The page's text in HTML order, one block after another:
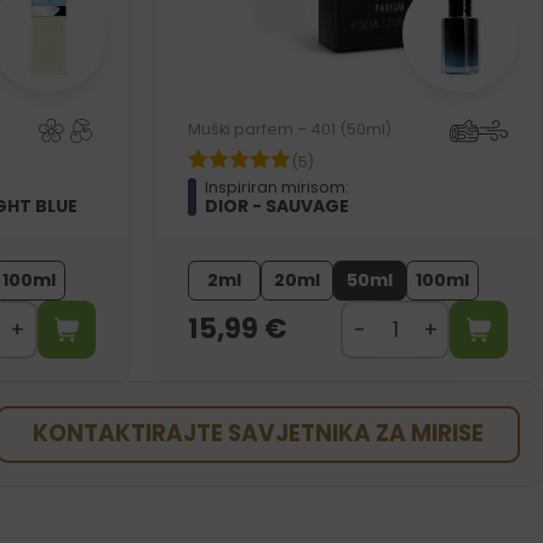
BLUE
100ml
Muški parfem – 401 (50ml)
(5)
Inspiriran mirisom:
DIOR - SAUVAGE
2ml 20ml 50ml 100ml
15,99 €
KONTAKTIRAJTE SAVJETNIKA ZA MIRISE